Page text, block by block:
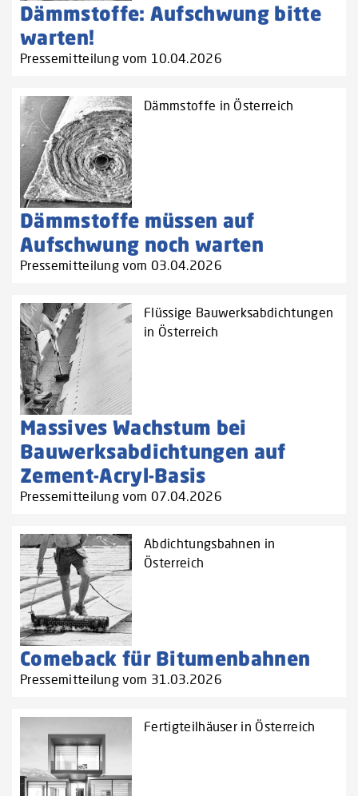
Dämmstoffe: Aufschwung bitte
warten!
Pressemitteilung vom 10.04.2026
Dämmstoffe in Österreich
Dämmstoffe müssen auf
Aufschwung noch warten
Pressemitteilung vom 03.04.2026
Flüssige Bauwerksabdichtungen
in Österreich
Massives Wachstum bei
Bauwerksabdichtungen auf
Zement-Acryl-Basis
Pressemitteilung vom 07.04.2026
Abdichtungsbahnen in
Österreich
Comeback für Bitumenbahnen
Pressemitteilung vom 31.03.2026
Fertigteilhäuser in Österreich